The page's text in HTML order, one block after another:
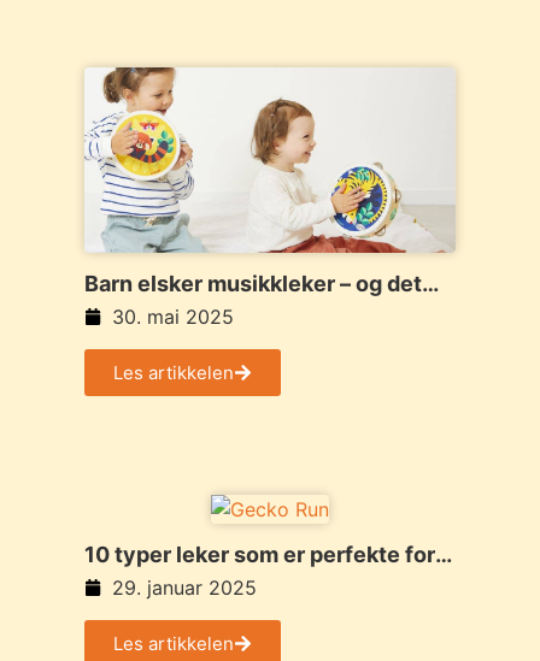
Barn elsker musikkleker – og det
gjør utviklingen deres også
30. mai 2025
Les artikkelen
10 typer leker som er perfekte for
vinterferien – for både barn og
voksne
29. januar 2025
Les artikkelen